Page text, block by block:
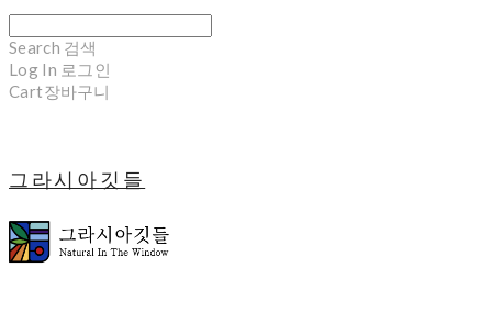
Search 검색
Log In 로그인
Cart장바구니
그라시아깃들